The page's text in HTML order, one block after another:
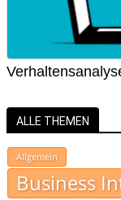
ALLE THEMEN
Allgemein
Business